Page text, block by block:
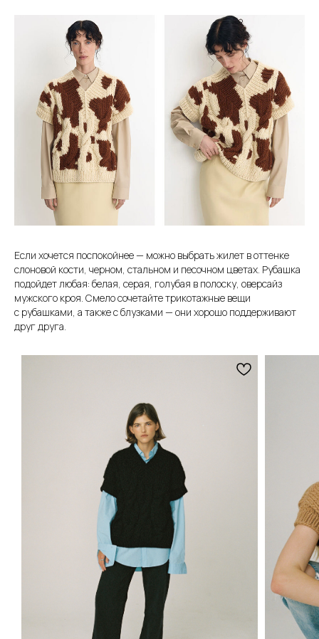
Если хочется поспокойнее — можно выбрать жилет в оттенке
слоновой кости, черном, стальном и песочном цветах. Рубашка
подойдет любая: белая, серая, голубая в полоску, оверсайз
мужского кроя. Смело сочетайте трикотажные вещи
с рубашками, а также с блузками — они хорошо поддерживают
друг друга.